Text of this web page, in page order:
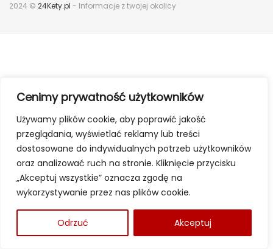
Cenimy prywatność użytkowników
Używamy plików cookie, aby poprawić jakość
przeglądania, wyświetlać reklamy lub treści
dostosowane do indywidualnych potrzeb użytkowników
oraz analizować ruch na stronie. Kliknięcie przycisku
„Akceptuj wszystkie” oznacza zgodę na
wykorzystywanie przez nas plików cookie.
Odrzuć Akceptuj
2024 © 24Kety.pl - Informacje z twojej okolicy